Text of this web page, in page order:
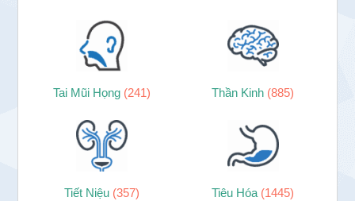
Tai Mũi Họng (241) Thần Kinh (885)
Tiết Niệu (357) Tiêu Hóa (1445)